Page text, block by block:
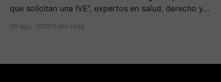
que solicitan una IVE”, expertos en salud, derecho y
sobre cómo abordar esta temática desde una
05 ago. 2026 3 min read